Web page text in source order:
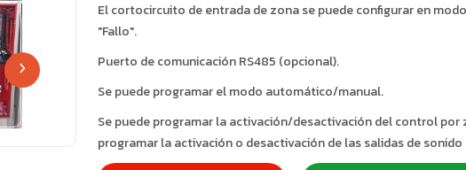
El cortocircuito de entrada de zona se puede configurar en
"Fallo".
Puerto de comunicación RS485 (opcional).
Se puede programar el modo automático/manual.
Se puede programar la activación/desactivación del control por
programar la activación o desactivación de las salidas de sonido